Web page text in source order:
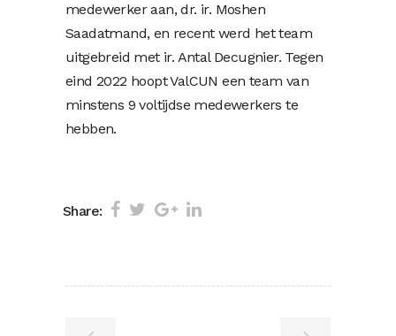
medewerker aan, dr. ir. Moshen
Saadatmand, en recent werd het team
uitgebreid met ir. Antal Decugnier. Tegen
eind 2022 hoopt ValCUN een team van
minstens 9 voltijdse medewerkers te
hebben.
Share: